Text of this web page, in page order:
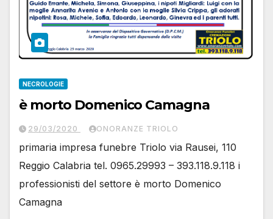
NECROLOGIE
è morto Domenico Camagna
29/03/2020 ONORANZE TRIOLO
primaria impresa funebre Triolo via Rausei, 110
Reggio Calabria tel. 0965.29993 – 393.118.9.118 i
professionisti del settore è morto Domenico
Camagna